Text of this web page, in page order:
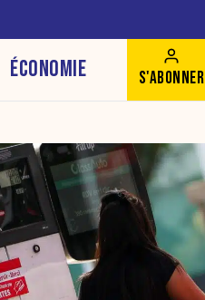
ÉCONOMIE S'ABONNER